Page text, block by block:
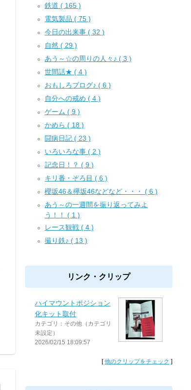
鉄道 ( 165 )
電気製品 ( 75 )
今日の出来事 ( 32 )
自然 ( 29 )
あう～☆の周りの人々♪ ( 3 )
世間話★ ( 4 )
おもしろブログ♪ ( 6 )
自分への戒め ( 4 )
ゲーム ( 9 )
かめら ( 18 )
闘病日記 ( 23 )
いろいろな事 ( 2 )
記念日！？ ( 9 )
キリ番・ぞろ目 ( 6 )
櫻坂46＆欅坂46などなど・・・ ( 6 )
あう～の一週間を振り返ってみよ
う！！ ( 1 )
レース観戦 ( 4 )
撮り鉄♪ ( 13 )
リンク・クリップ
ハイマウントポジション
化キット取付
カテゴリ：その他（カテゴリ
未設定）
2026/02/15 18:09:57
[他のクリップをチェック ]